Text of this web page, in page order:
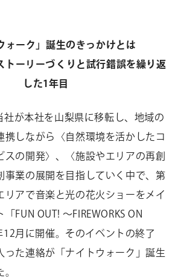
ォーク」誕生のきっかけとは
トーリーづくりと試行錯誤を繰り返
した1年目
が本社を山梨県に移転し、地域の
携しながら〈自然環境を活かしたコ
スの開発〉、〈施設やエリアの再創
事業の展開を目指していく中で、第
リアで音楽と光の花火ショーをメイ
FUN OUT! ～FIREWORKS ON
12月に開催。そのイベントの終了
った連絡が「ナイトウォーク」誕生